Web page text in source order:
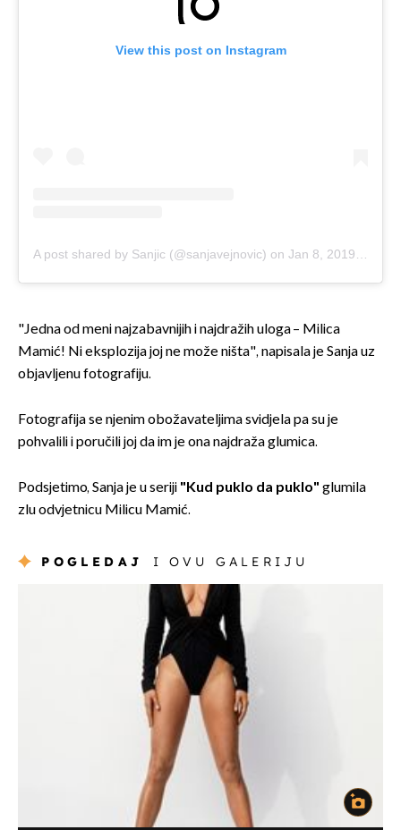
View this post on Instagram
A post shared by Sanjic (@sanjavejnovic) on Jan 8, 2019 at 7:20am PST
"Jedna od meni najzabavnijih i najdražih uloga – Milica
Mamić! Ni eksplozija joj ne može ništa", napisala je Sanja uz
objavljenu fotografiju.
Fotografija se njenim obožavateljima svidjela pa su je
pohvalili i poručili joj da im je ona najdraža glumica.
Podsjetimo, Sanja je u seriji "Kud puklo da puklo" glumila
zlu odvjetnicu Milicu Mamić.
POGLEDAJ I OVU GALERIJU